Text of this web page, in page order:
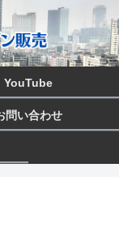
YouTube
問い合わせ